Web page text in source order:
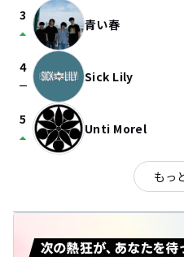
3
arrow_drop_up 青い春
4
check_indeterminate_small Sick Lily
5
arrow_drop_up Unti Morel
もっ